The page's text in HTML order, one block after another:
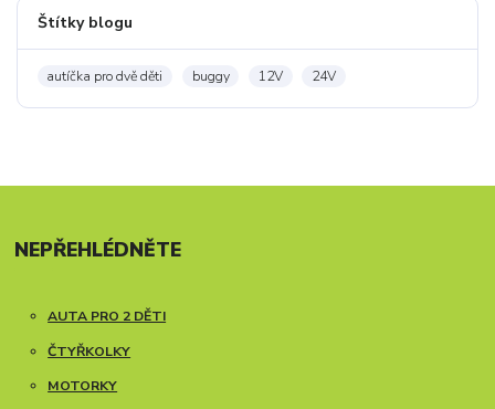
Štítky blogu
autíčka pro dvě děti buggy 12V 24V
NEPŘEHLÉDNĚTE
AUTA PRO 2 DĚTI
ČTYŘKOLKY
MOTORKY